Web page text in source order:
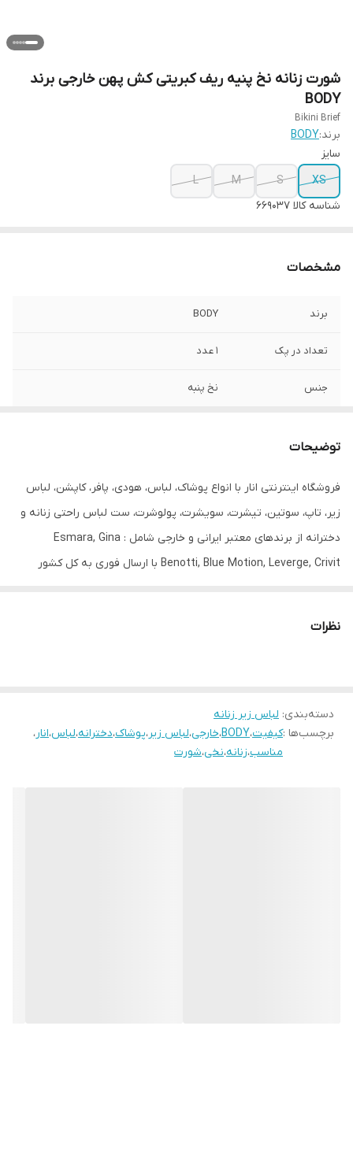
شورت زنانه نخ پنیه ریف کبریتی کش پهن خارجی برند
BODY
Bikini Brief
برند:BODY
سایز
XS
S
M
L
شناسه کالا 669037
مشخصات
برند BODY
تعداد در پک 1 عدد
جنس نخ پنبه
کبریتی ریز
قابلیت بازگشت دارد
مورد استفاده
توضیحات
فروشگاه اینترنتی انار با انواع پوشاک، لباس، هودی، پافر، کاپشن، لباس
زیر، تاپ، سوتین، تیشرت، سویشرت، پولوشرت، ست لباس راحتی زنانه و
دخترانه از برندهای معتبر ایرانی و خارجی شامل : Esmara, Gina
Benotti, Blue Motion, Leverge, Crivit با ارسال فوری به کل کشور
نظرات
دسته‌بندی: لباس زیر زنانه
برچسب‌ها :کیفیت،BODY،خارجی،لباس زیر،پوشاک،دخترانه،لباس،انار،
مناسب،زنانه،نخی،شورت